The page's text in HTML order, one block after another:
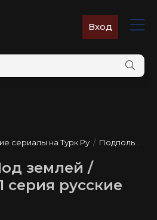
Вход
сериалы на Турк Ру / Подполье / Под землей / Подземелье
землей /
серия русские